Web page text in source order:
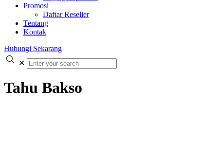
Promosi
Daftar Reseller
Tentang
Kontak
Hubungi Sekarang
✕
Tahu Bakso